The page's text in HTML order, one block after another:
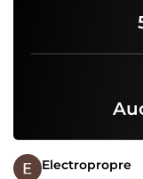
Electropropre